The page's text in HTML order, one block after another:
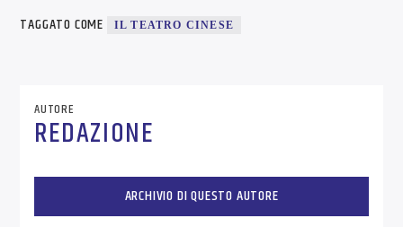
TAGGATO COME IL TEATRO CINESE
AUTORE
REDAZIONE
ARCHIVIO DI QUESTO AUTORE